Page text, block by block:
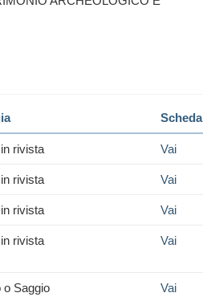
Scheda
rivista Vai
rivista Vai
rivista Vai
rivista Vai
o Saggio Vai